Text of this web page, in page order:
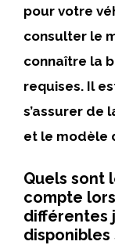
pour votre
consulter le
connaître la
requises. Il
s’assurer de
et le modèle
Quels sont
compte
différentes
disponibles